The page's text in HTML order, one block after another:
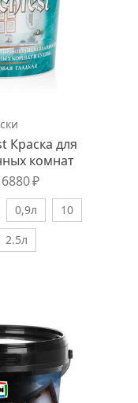
Краска для
комнат
6880₽
0,9л
10
2.5л